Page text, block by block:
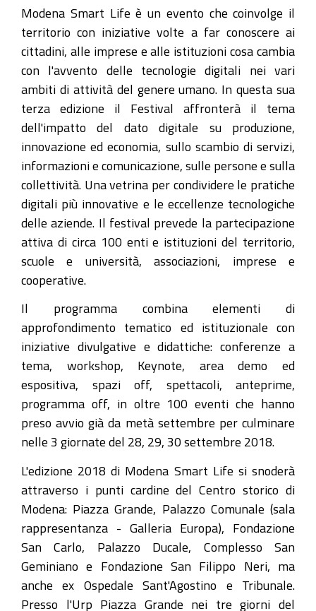
In
arrivo
la
terza
edizione
di
ModenaSmartLife
2018
2026-
08-
07T14:00:00+02:00
2026-
08-
07T15:00:00+02:00
28-
29-
30
settembre
2018
tre
giornate
dedicate
della
manifestazione:
Modena Smart Life è un evento che coinvolge il
territorio con iniziative volte a far conoscere ai
cittadini, alle imprese e alle istituzioni cosa cambia
con l'avvento delle tecnologie digitali nei vari
ambiti di attività del genere umano. In questa sua
terza edizione il Festival affronterà il tema
dell'impatto del dato digitale su produzione,
innovazione ed economia, sullo scambio di servizi,
informazioni e comunicazione, sulle persone e sulla
collettività. Una vetrina per condividere le pratiche
digitali più innovative e le eccellenze tecnologiche
delle aziende. Il festival prevede la partecipazione
attiva di circa 100 enti e istituzioni del territorio,
scuole e università, associazioni, imprese e
cooperative.
Il programma combina elementi di
approfondimento tematico ed istituzionale con
iniziative divulgative e didattiche: conferenze a
tema, workshop, Keynote, area demo ed
espositiva, spazi off, spettacoli, anteprime,
programma off, in oltre 100 eventi che hanno
preso avvio già da metà settembre per culminare
nelle 3 giornate del 28, 29, 30 settembre 2018.
L'edizione 2018 di Modena Smart Life si snoderà
attraverso i punti cardine del Centro storico di
Modena: Piazza Grande, Palazzo Comunale (sala
rappresentanza - Galleria Europa), Fondazione
San Carlo, Palazzo Ducale, Complesso San
Geminiano e Fondazione San Filippo Neri, ma
anche ex Ospedale Sant'Agostino e Tribunale.
Presso l'Urp Piazza Grande nei tre giorni del